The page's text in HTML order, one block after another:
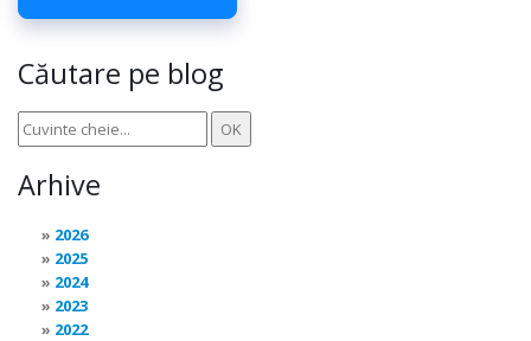
Căutare pe blog
Arhive
2026
2025
2024
2023
2022